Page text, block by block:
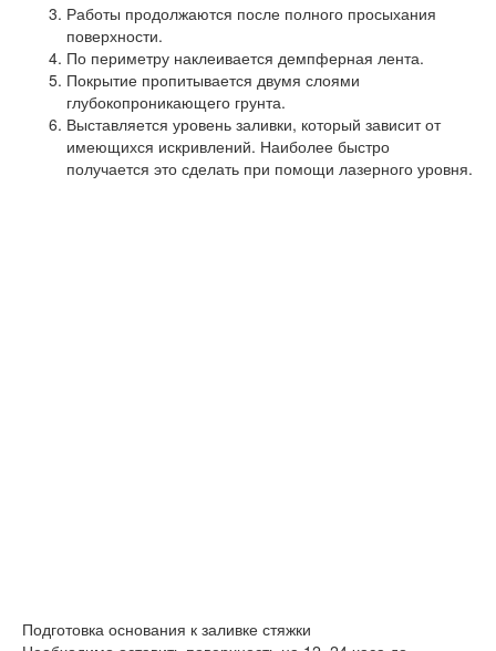
Работы продолжаются после полного просыхания
поверхности.
По периметру наклеивается демпферная лента.
Покрытие пропитывается двумя слоями
глубокопроникающего грунта.
Выставляется уровень заливки, который зависит от
имеющихся искривлений. Наиболее быстро
получается это сделать при помощи лазерного уровня.
Подготовка основания к заливке стяжки